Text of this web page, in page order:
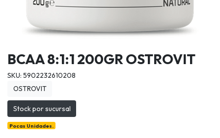
BCAA 8:1:1 200GR OSTROVIT
SKU: 5902232610208
OSTROVIT
Stock por sucursal
Pocas Unidades.